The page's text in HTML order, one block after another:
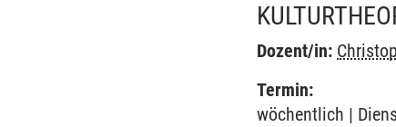
Dozent/in:
Termin:
wöchentlich |